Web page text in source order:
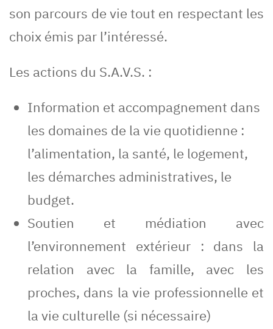
son parcours de vie tout en respectant les
choix émis par l’intéressé.
Les actions du S.A.V.S. :
Information et accompagnement dans
les domaines de la vie quotidienne :
l’alimentation, la santé, le logement,
les démarches administratives, le
budget.
Soutien et médiation avec
l’environnement extérieur : dans la
relation avec la famille, avec les
proches, dans la vie professionnelle et
la vie culturelle (si nécessaire)